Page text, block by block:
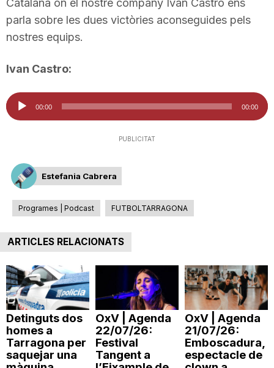
Catalana on el nostre company Ivan Castro ens
parla sobre les dues victòries aconseguides pels
nostres equips.
Ivan Castro:
Reproductor
d'àudio
00:00 00:00
PUBLICITAT
Estefania Cabrera
Programes | Podcast FUTBOLTARRAGONA
ARTICLES RELACIONATS
Detinguts dos
homes a
Tarragona per
saquejar una
OxV | Agenda
22/07/26:
Festival
Tangent a
OxV | Agenda
21/07/26:
Emboscadura,
espectacle de